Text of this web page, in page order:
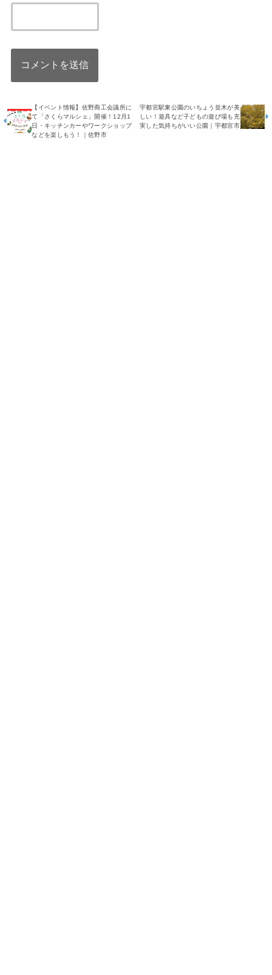
【イベント情報】佐野商工会議所に
て「さくらマルシェ」開催！12月1
日・キッチンカーやワークショップ
などを楽しもう！｜佐野市
宇都宮駅東公園のいちょう並木が美
しい！遊具など子どもの遊び場も充
実した気持ちがいい公園｜宇都宮市